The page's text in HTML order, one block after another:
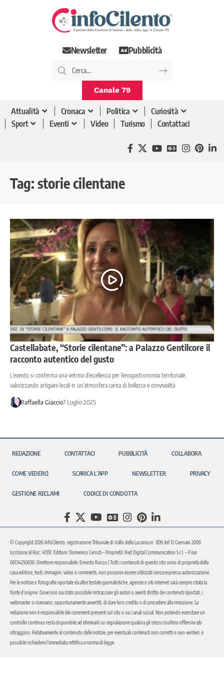
Newsletter Pubblicità
Canale 79
Attualità Cronaca Politica
Curiosità
Sport
Eventi Video Turismo Contattaci
Tag: storie cilentane
Castellabate, “Storie cilentane”: a Palazzo Gentilcore il
racconto autentico del gusto
L’evento si conferma una vetrina d’eccellenza per l’enogastronomia territoriale,
valorizzando artigiani locali in un’atmosfera carica di bellezza e convivialità
Raffaella Giaccio7 Luglio 2025
REDAZIONE CONTATTACI PUBBLICITÀ COLLABORA
COME VEDERCI SCARICA L’APP NEWSLETTER PRIVACY
GESTIONE RECLAMI CODICE DI CONDOTTA
© Copyright 2026 InfoCilento, registrazione Tribunale di Vallo della Lucania nr. 1/09 del 12 Gennaio 2009.
Iscrizione al Roc: 41551. Editore: Domenico Cerruti – Proprietà: Red Digital Communication S.r.l. – P.iva
06134250650. Direttore responsabile: Ernesto Rocco | Tutti i contenuti di questo sito sono di proprietà della
casa editrice, testi, immagini, video o commenti, non possono essere utilizzati senza espressa autorizzazione.
Per le notizie o fotografie riportate da altre testate giornalistiche, agenzie o siti internet sarà sempre citata la
fonte d’origine. Dove non sia stato possibile rintracciare gli autori o aventi diritto dei contenuti riportati, i
webmaster si riservano, opportunamente avvertiti, di dare loro credito o di procedere alla rimozione. La
redazione non è responsabile dei commenti presenti sul sito o sui canali social. Non potendo esercitare un
controllo continuo resta disponibile ad eliminarli su segnalazione qualora gli stessi risultino offensivi e/o
oltraggiosi. Relativamente al contenuto delle notizie, per eventuali contenuti non corretti o non veritieri, è
possibile richiedere l’immediata rettifica a norma di legge.